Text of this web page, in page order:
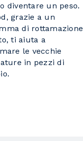
diventare un peso.
grazie a un
di rottamazione
ti aiuta a
le vecchie
in pezzi di